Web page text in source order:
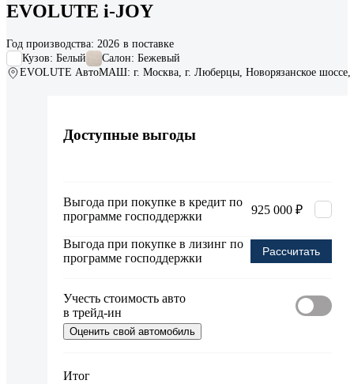
EVOLUTE i-JOY
Год производства: 2026 в поставке
Кузов: Белый
Салон: Бежевый
EVOLUTE АвтоМАШ: г. Москва, г. Люберцы, Новорязанское шоссе,
Доступные выгоды
Выгода при покупке в кредит по
программе господдержки
925 000 ₽
Выгода при покупке в лизинг по
программе господдержки
Рассчитать
Учесть стоимость авто
в трейд-ин
Оценить свой автомобиль
Итог